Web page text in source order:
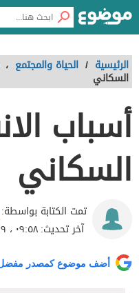
الرئيسية / الحياة والمجتمع ،
السكاني
أسباب
السكاني
تمت الكتابة بواسطة:
آخر تحديث:٠٩:٥٨ ، ٩ أغسطس ٢٠٢٣
أضف موضوع كمصدر